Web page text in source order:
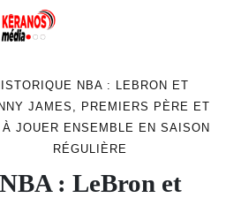
NBA : LEBRON ET
JAMES, PREMIERS PÈRE ET
À JOUER ENSEMBLE EN SAISON
RÉGULIÈRE
: LeBron et